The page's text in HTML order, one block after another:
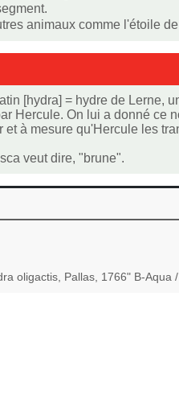
animaux comme l'étoile
[hydra] = hydre de Lerne,
Hercule. On lui a donné ce
et à mesure qu'Hercule les
veut dire, "brune".
oligactis, Pallas, 1766" B-Aqua